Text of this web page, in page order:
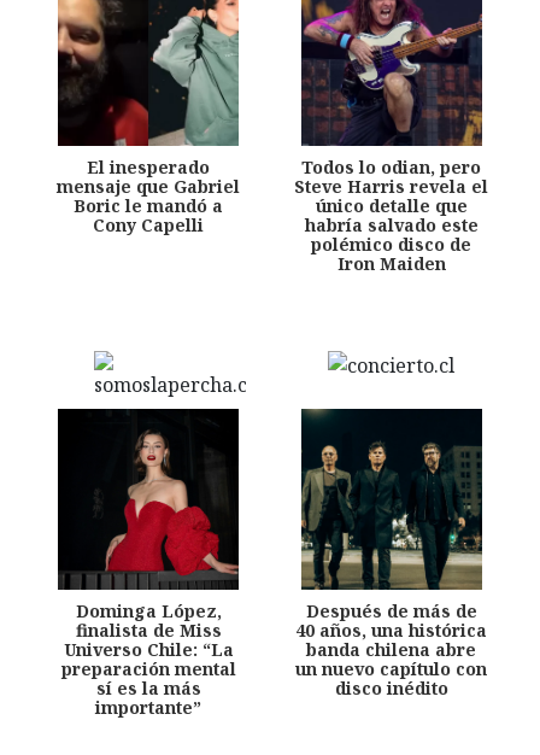
El inesperado
mensaje que Gabriel
Boric le mandó a
Cony Capelli
Todos lo odian, pero
Steve Harris revela el
único detalle que
habría salvado este
polémico disco de
Iron Maiden
Dominga López,
finalista de Miss
Universo Chile: “La
preparación mental
sí es la más
importante”
Después de más de
40 años, una histórica
banda chilena abre
un nuevo capítulo con
disco inédito